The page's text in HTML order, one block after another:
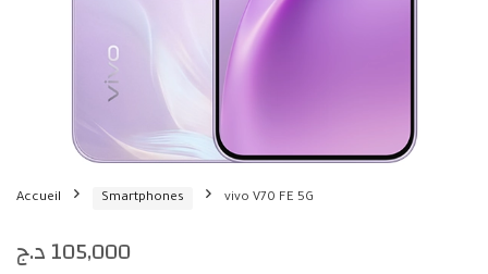
Accueil Smartphones vivo V70 FE 5G
105,000د.ج